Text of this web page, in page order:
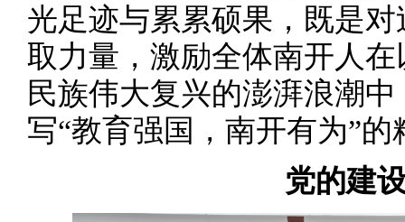
光足迹与累累硕果，既是
取力量，激励全体南开人
民族伟大复兴的澎湃浪潮
写“教育强国，南开有为”的
党的建